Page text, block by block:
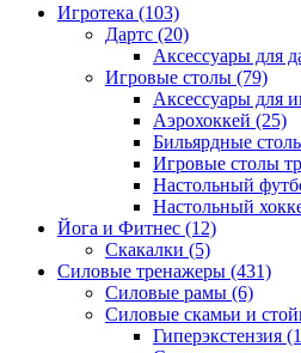
Игротека (103)
Дартс (20)
Аксессуары для
Игровые столы (79)
Аксессуары для
Аэрохоккей (25)
Бильярдные
Игровые столы
Настольный
Настольный
Йога и Фитнес (12)
Скакалки (5)
Силовые тренажеры (431)
Силовые рамы (6)
Силовые скамьи и
Гиперэкстензия